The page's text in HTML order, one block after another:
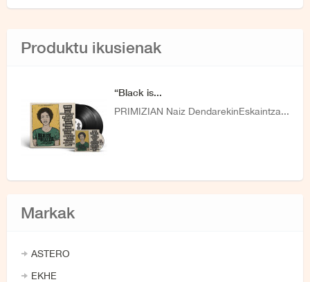
Produktu ikusienak
“Black is...
PRIMIZIAN Naiz DendarekinEskaintza...
Markak
ASTERO
EKHE